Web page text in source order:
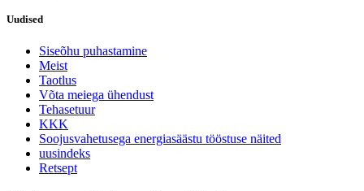
Uudised
Siseõhu puhastamine
Meist
Taotlus
Võta meiega ühendust
Tehasetuur
KKK
Soojusvahetusega energiasäästu tööstuse näited
uusindeks
Retsept